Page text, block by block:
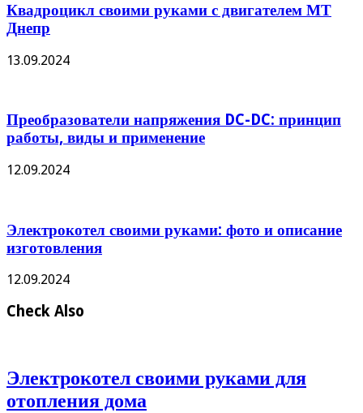
Квадроцикл своими руками с двигателем МТ
Днепр
13.09.2024
Преобразователи напряжения DC-DC: принцип
работы, виды и применение
12.09.2024
Электрокотел своими руками: фото и описание
изготовления
12.09.2024
Check Also
Электрокотел своими руками для
отопления дома